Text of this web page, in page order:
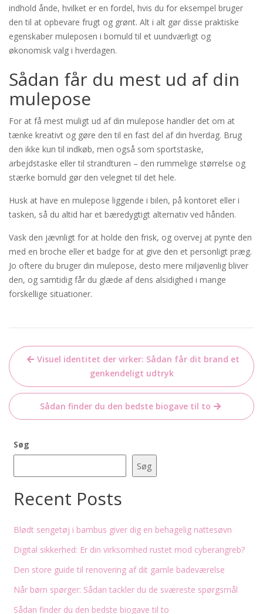
indhold ånde, hvilket er en fordel, hvis du for eksempel bruger
den til at opbevare frugt og grønt. Alt i alt gør disse praktiske
egenskaber muleposen i bomuld til et uundværligt og
økonomisk valg i hverdagen.
Sådan får du mest ud af din
mulepose
For at få mest muligt ud af din mulepose handler det om at
tænke kreativt og gøre den til en fast del af din hverdag. Brug
den ikke kun til indkøb, men også som sportstaske,
arbejdstaske eller til strandturen – den rummelige størrelse og
stærke bomuld gør den velegnet til det hele.
Husk at have en mulepose liggende i bilen, på kontoret eller i
tasken, så du altid har et bæredygtigt alternativ ved hånden.
Vask den jævnligt for at holde den frisk, og overvej at pynte den
med en broche eller et badge for at give den et personligt præg.
Jo oftere du bruger din mulepose, desto mere miljøvenlig bliver
den, og samtidig får du glæde af dens alsidighed i mange
forskellige situationer.
Indlægsnavigation
Visuel identitet der virker: Sådan får dit brand et
genkendeligt udtryk
Sådan finder du den bedste biogave til to
Søg
Søg
Recent Posts
Blødt sengetøj i bambus giver dig en behagelig nattesøvn
Digital sikkerhed: Er din virksomhed rustet mod cyberangreb?
Den store guide til renovering af dit gamle badeværelse
Når børn spørger: Sådan tackler du de sværeste spørgsmål
Sådan finder du den bedste biogave til to